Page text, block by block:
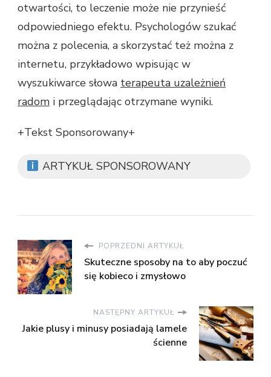
otwartości, to leczenie może nie przynieść
odpowiedniego efektu. Psychologów szukać
można z polecenia, a skorzystać też można z
internetu, przykładowo wpisując w
wyszukiwarce słowa terapeuta uzależnień
radom i przeglądając otrzymane wyniki.
+Tekst Sponsorowany+
ARTYKUŁ SPONSOROWANY
POPRZEDNI ARTYKUŁ
Skuteczne sposoby na to aby poczuć
się kobieco i zmysłowo
NASTĘPNY ARTYKUŁ
Jakie plusy i minusy posiadają lamele
ścienne